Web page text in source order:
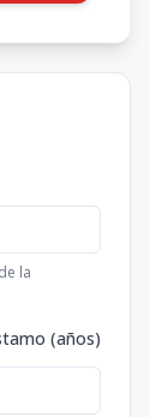
la
(años)